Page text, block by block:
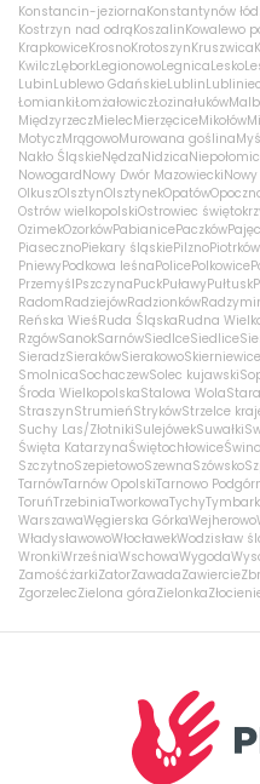
Konstancin-jeziornaKonstantynów
Kostrzyn nad odrąKoszalinKowalewo
KrapkowiceKrosnoKrotoszynKruszwica
KwilczLęborkLegionowoLegnicaLesko
LubinLublewo GdańskieLublinLubliniec
ŁomiankiŁomżałowiczŁozinałuków
MiędzyrzeczMielecMierzęciceMikołów
MotyczMrągowoMurowana goślina
Nakło ŚląskieNędzaNidzica
NowogardNowy Dwór Mazowiecki
OlkuszOlsztynOlsztynekOpatów
Ostrów wielkopolskiOstrowiec
OzimekOzorkówPabianicePaczków
PiasecznoPiekary śląskiePilzno
PniewyPodkowa leśnaPolicePolkowice
PrzemyślPszczynaPuckPuławyPułtusk
RadomRadziejówRadzionków
Reńska WieśRuda ŚląskaRudna
RzgówSanokSarnówSiedlceSiedlice
SieradzSierakówSierakowoSkierniewice
SmolnicaSochaczewSolec kujawski
Środa WielkopolskaStalowa Wola
StraszynStrumieńStrykówStrzelce
Suchy Las/ZłotnikiSulejówekSuwałki
Święta KatarzynaŚwiętochłowice
SzczytnoSzepietowoSzewnaSzówsko
TarnówTarnów OpolskiTarnowo
ToruńTrzebiniaTworkowaTychyTymbark
WarszawaWęgierska GórkaWejherowo
WładysławowoWłocławekWodzisław
WronkiWrześniaWschowaWygoda
ZamośćżarkiZatorZawadaZawiercie
ZgorzelecZielona góraZielonka